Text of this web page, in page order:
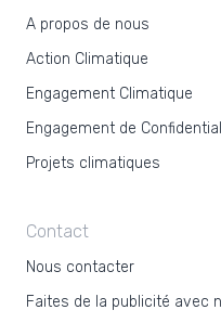
A propos de nous
Action Climatique
Engagement Climatique
Engagement de
Projets climatiques
Contact
Nous contacter
Faites de la publicité avec